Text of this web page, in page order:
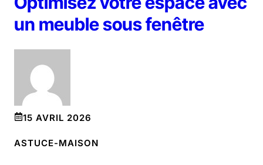
un meuble sous fenêtre
15 AVRIL 2026
ASTUCE-MAISON